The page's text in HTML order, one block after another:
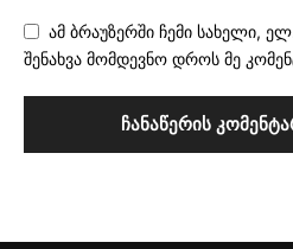
ამ ბრაუზერში ჩემი სახელი,
შენახვა მომდევნო დროს მე